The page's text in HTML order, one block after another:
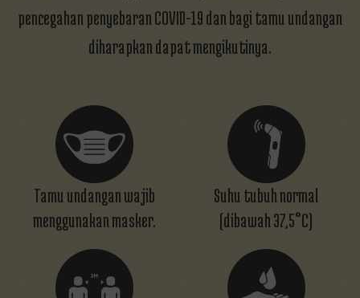
pencegahan penyebaran COVID-19 dan bagi tamu undangan
diharapkan dapat mengikutinya.
Tamu undangan wajib
menggunakan masker.
Suhu tubuh normal
(dibawah 37,5°C)